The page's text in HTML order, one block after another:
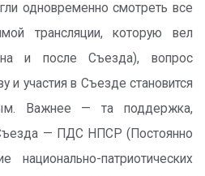
одновременно смотреть все
трансляции, которую вел
и после Съезда), вопрос
и участия в Съезде становится
Важнее — та поддержка,
— ПДС НПСР (Постоянно
национально-патриотических